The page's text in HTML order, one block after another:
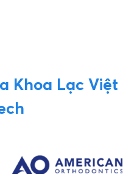
Khoa Lạc Việt